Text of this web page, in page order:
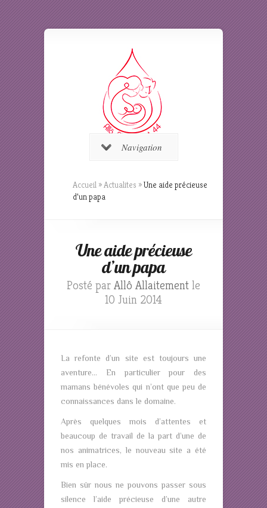
Navigation
Accueil »Actualites »Une aide précieuse
d’un papa
Une aide précieuse
d’un papa
Posté par Allô Allaitement le
10 Juin 2014
La refonte d’un site est toujours une
aventure… En particulier pour des
mamans bénévoles qui n’ont que peu de
connaissances dans le domaine.
Après quelques mois d’attentes et
beaucoup de travail de la part d’une de
nos animatrices, le nouveau site a été
mis en place.
Bien sûr nous ne pouvons passer sous
silence l’aide précieuse d’une autre